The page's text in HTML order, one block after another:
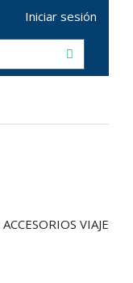
Iniciar sesión
ACCESORIOS VIAJE